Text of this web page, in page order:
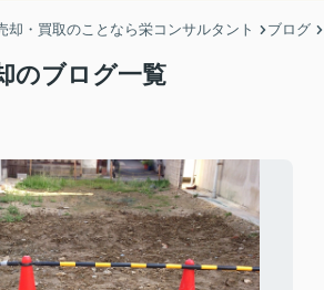
却・買取のことなら栄コンサルタント ブログ
のブログ一覧